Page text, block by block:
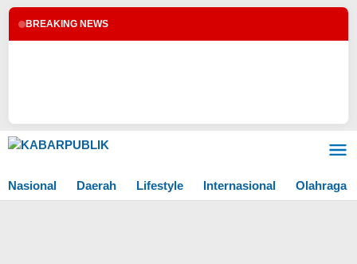
BREAKING NEWS
Lewati
Nasional
Daerah Lifestyle Internasional Olahraga